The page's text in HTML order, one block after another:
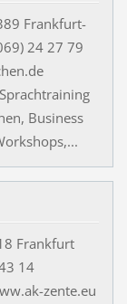
Frankfurt-
24 27 79
Business
Frankfurt
14
zente.eu